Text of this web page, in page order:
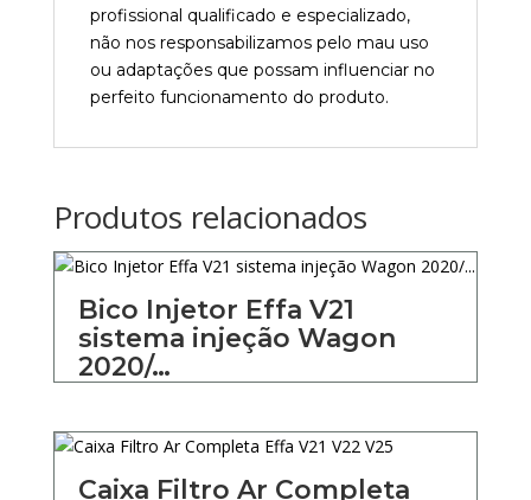
profissional qualificado e especializado,
não nos responsabilizamos pelo mau uso
ou adaptações que possam influenciar no
perfeito funcionamento do produto.
Produtos relacionados
Bico Injetor Effa V21
sistema injeção Wagon
2020/…
Caixa Filtro Ar Completa